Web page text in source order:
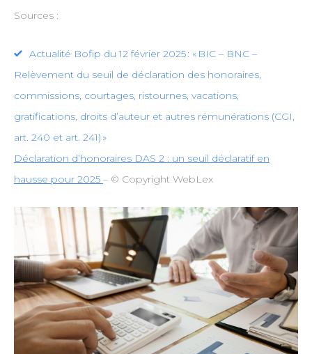
Sources :
Actualité Bofip du 12 février 2025 : « BIC – BNC –
Relèvement du seuil de déclaration des honoraires,
commissions, courtages, ristournes, vacations,
gratifications, droits d’auteur et autres rémunérations (CGI,
art. 240 et art. 241) »
Déclaration d’honoraires DAS 2 : un seuil déclaratif en
hausse pour 2025 – © Copyright WebLex